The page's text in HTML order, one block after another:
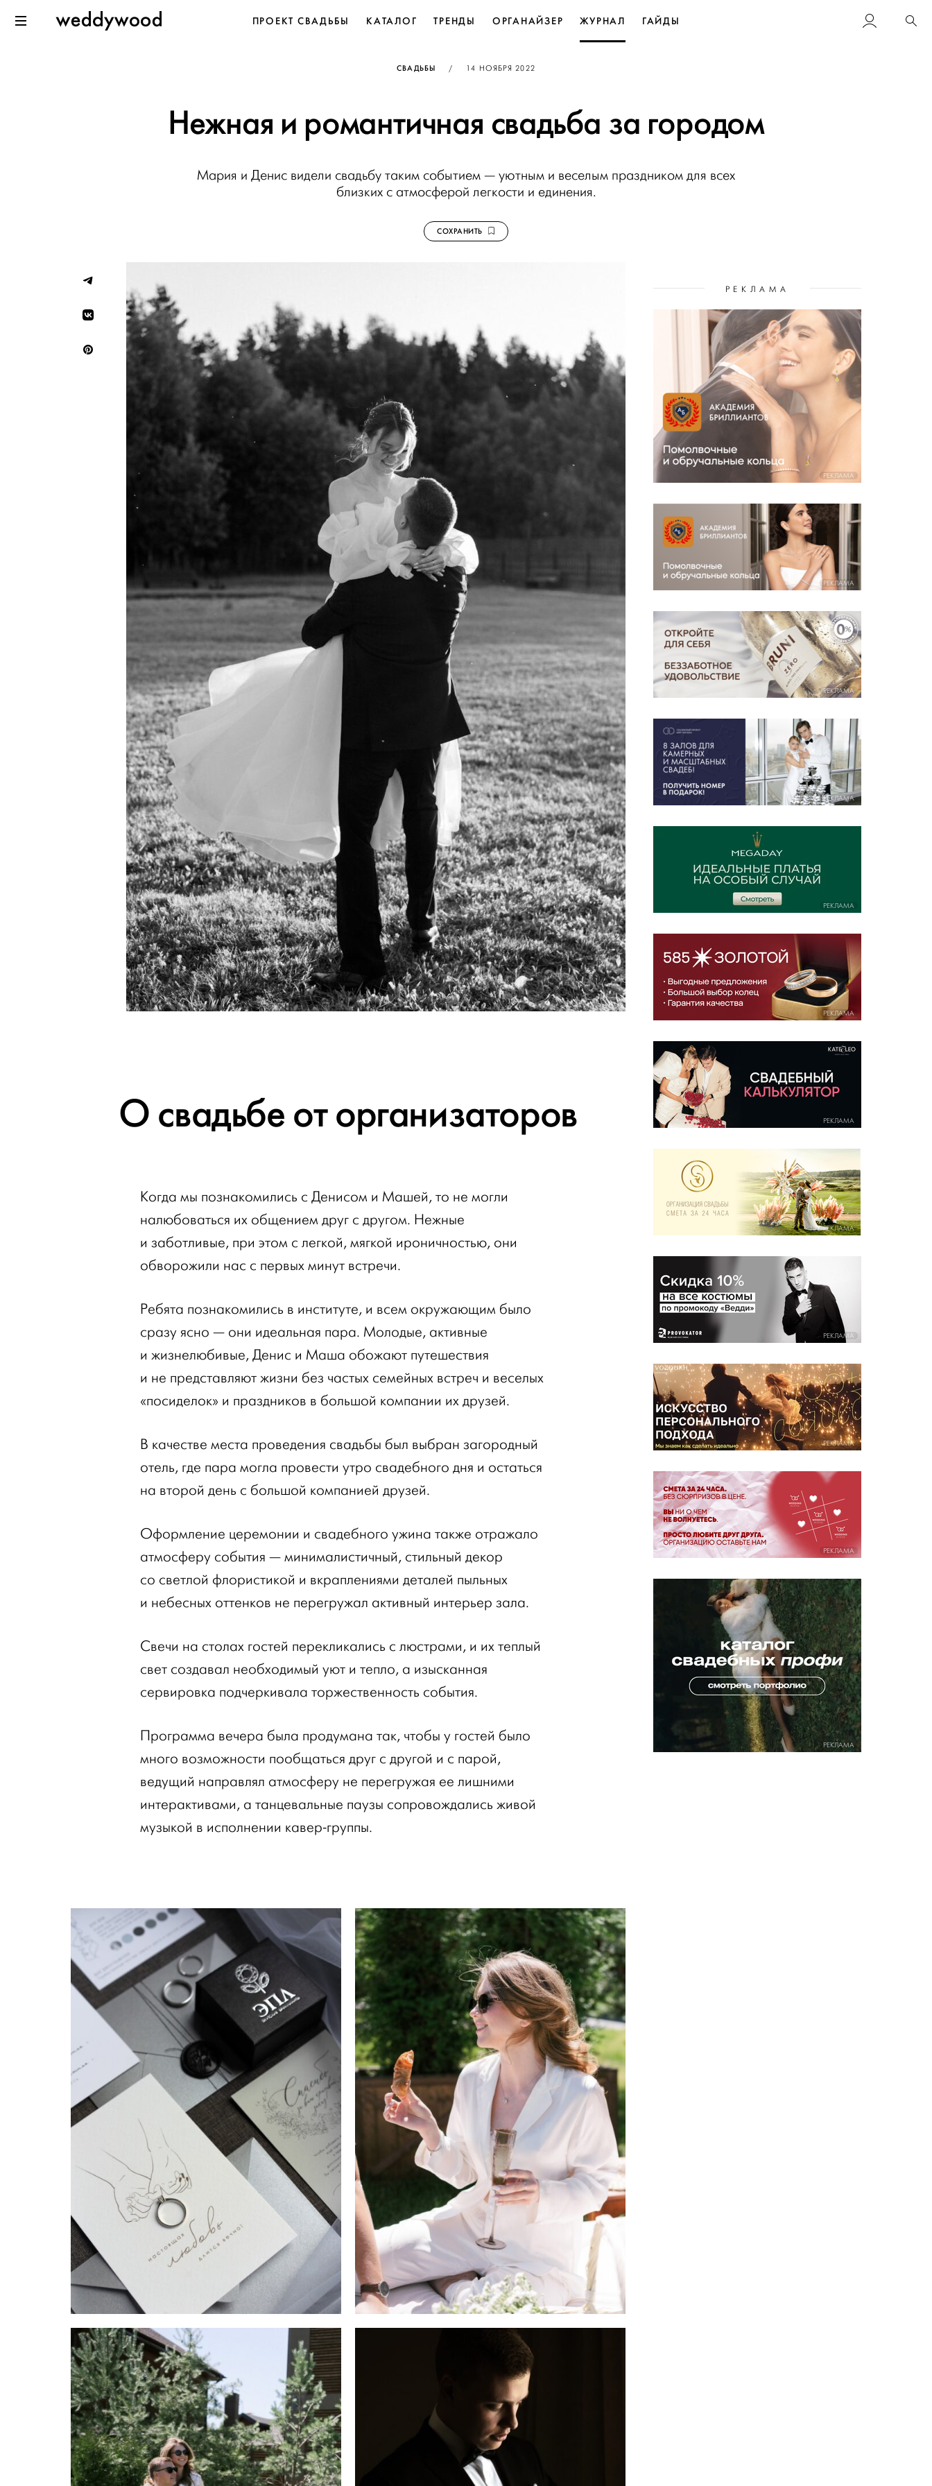
к содержанию
WeddywoodПРОЕКТ СВАДЬБЫ КАТАЛОГ ТРЕНДЫ ОРГАНАЙЗЕР ЖУРНАЛ ГАЙДЫ
СВАДЬБЫ / ОПУБЛИКОВАНО
14 НОЯБРЯ 2022
Нежная и романтичная свадьба за городом
Мария и Денис видели свадьбу таким событием — уютным и веселым праздником для всех
близких с атмосферой легкости и единения.
СОХРАНИТЬ
О свадьбе от организаторов
Когда мы познакомились с Денисом и Машей, то не могли
налюбоваться их общением друг с другом. Нежные
и заботливые, при этом с легкой, мягкой ироничностью, они
обворожили нас с первых минут встречи.
Ребята познакомились в институте, и всем окружающим было
сразу ясно — они идеальная пара. Молодые, активные
и жизнелюбивые, Денис и Маша обожают путешествия
и не представляют жизни без частых семейных встреч и веселых
«посиделок» и праздников в большой компании их друзей.
В качестве места проведения свадьбы был выбран загородный
отель, где пара могла провести утро свадебного дня и остаться
на второй день с большой компанией друзей.
Оформление церемонии и свадебного ужина также отражало
атмосферу события — минималистичный, стильный декор
со светлой флористикой и вкраплениями деталей пыльных
и небесных оттенков не перегружал активный интерьер зала.
Свечи на столах гостей перекликались с люстрами, и их теплый
свет создавал необходимый уют и тепло, а изысканная
сервировка подчеркивала торжественность события.
Программа вечера была продумана так, чтобы у гостей было
много возможности пообщаться друг с другой и с парой,
ведущий направлял атмосферу не перегружая ее лишними
интерактивами, а танцевальные паузы сопровождались живой
музыкой в исполнении кавер-группы.
РЕКЛАМА
РЕКЛАМА
РЕКЛАМА
РЕКЛАМА
РЕКЛАМА
РЕКЛАМА
РЕКЛАМА
РЕКЛАМА
РЕКЛАМА
РЕКЛАМА
РЕКЛАМА
РЕКЛАМА
РЕКЛАМА